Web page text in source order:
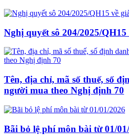
Nghị quyết sô 204/2025/
Tên, địa chỉ, mã số thuế, số
người mua theo Nghị định 70
Bãi bỏ lệ phí môn bài từ 01/